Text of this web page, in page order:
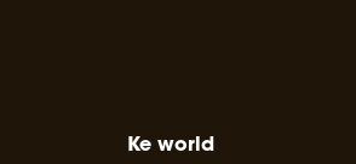
Ke world